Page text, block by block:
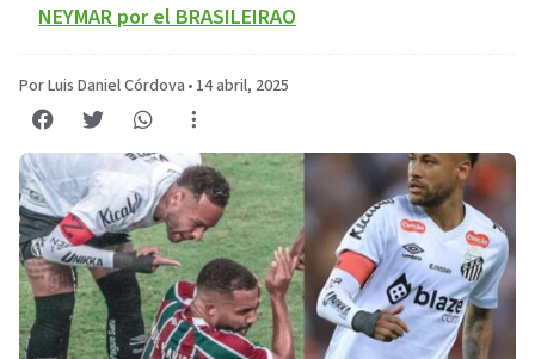
NEYMAR por el BRASILEIRAO
Por Luis Daniel Córdova • 14 abril, 2025